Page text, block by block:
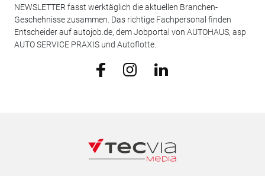
NEWSLETTER fasst werktäglich die aktuellen Branchen-
Geschehnisse zusammen. Das richtige Fachpersonal finden
Entscheider auf autojob.de, dem Jobportal von AUTOHAUS, asp
AUTO SERVICE PRAXIS und Autoflotte.